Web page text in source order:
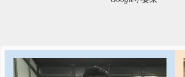
PREVIOUS